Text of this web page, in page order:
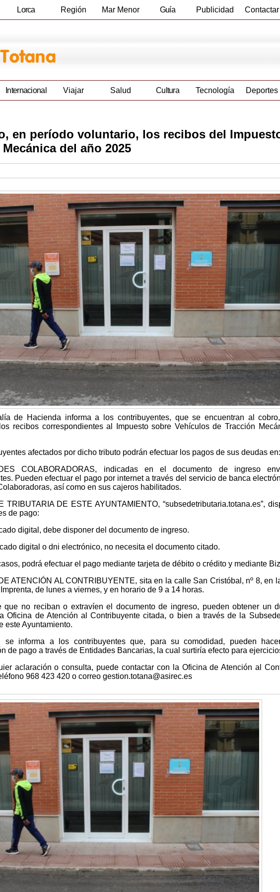
Lorca Región Mar Menor Guía Publicidad Contactar
Internacional Viajar Salud Cultura Tecnología Deportes
en período voluntario, los recibos del
del año 2025
de Hacienda informa a los contribuyentes, que se encuentran al
recibos correspondientes al Impuesto sobre Vehículos de Tracción
afectados por dicho tributo podrán efectuar los pagos de sus deudas en:
COLABORADORAS, indicadas en el documento de ingreso
Pueden efectuar el pago por internet a través del servicio de banca
así como en sus cajeros habilitados.
TRIBUTARIA DE ESTE AYUNTAMIENTO, “subsedetributaria.totana.es”,
de pago:
digital, debe disponer del documento de ingreso.
digital o dni electrónico, no necesita el documento citado.
podrá efectuar el pago mediante tarjeta de débito o crédito y mediante
ATENCIÓN AL CONTRIBUYENTE, sita en la calle San Cristóbal, nº 8, en
de lunes a viernes, y en horario de 9 a 14 horas.
que no reciban o extravíen el documento de ingreso, pueden obtener un
Oficina de Atención al Contribuyente citada, o bien a través de la
este Ayuntamiento.
se informa a los contribuyentes que, para su comodidad, pueden
de pago a través de Entidades Bancarias, la cual surtiría efecto para
aclaración o consulta, puede contactar con la Oficina de Atención al
968 423 420 o correo gestion.totana@asirec.es